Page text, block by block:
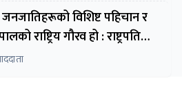
विशिष्ट पहिचान र
राष्ट्रिय गौरव हो : राष्ट्रपति